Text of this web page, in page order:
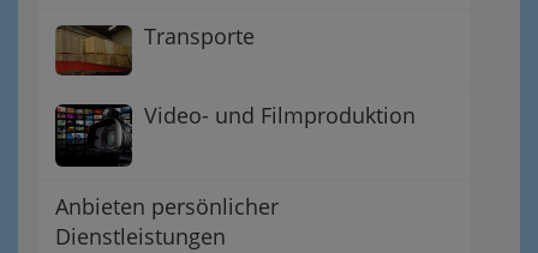
Transporte
Video- und Filmproduktion
Anbieten persönlicher
Dienstleistungen